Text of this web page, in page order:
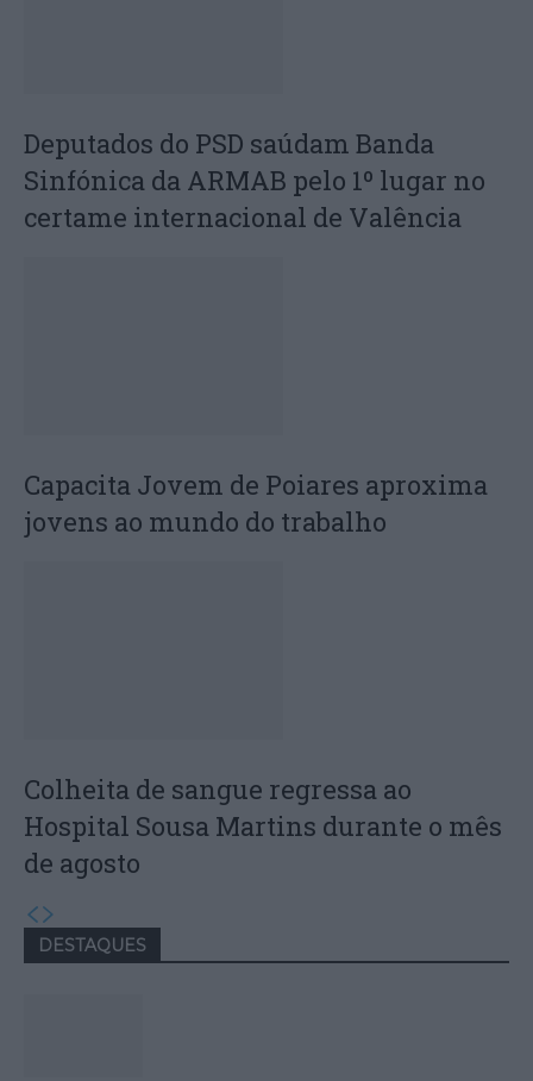
Deputados do PSD saúdam Banda
Sinfónica da ARMAB pelo 1º lugar no
certame internacional de Valência
Capacita Jovem de Poiares aproxima
jovens ao mundo do trabalho
Colheita de sangue regressa ao
Hospital Sousa Martins durante o mês
de agosto
DESTAQUES